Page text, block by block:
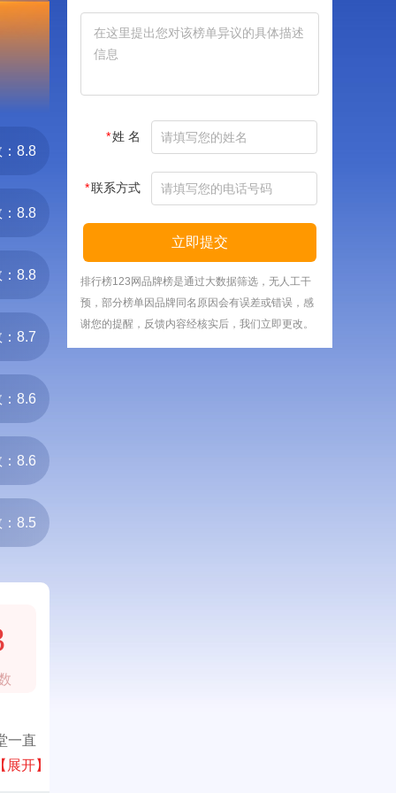
8.8
8.8
8.8
8.7
8.6
8.6
8.5
一直
【展开】
*姓 名
*联系方式
立即提交
排行榜123网品牌榜是通过大数据筛选，无人工干
预，部分榜单因品牌同名原因会有误差或错误，感
谢您的提醒，反馈内容经核实后，我们立即更改。